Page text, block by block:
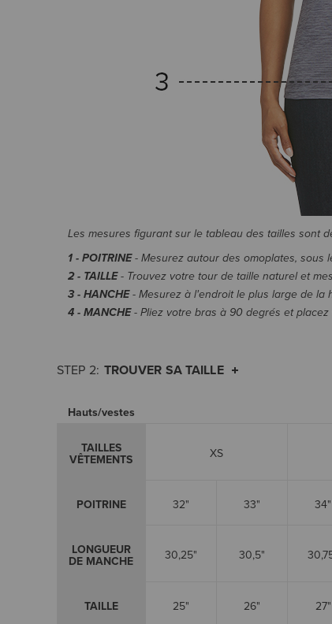
Les mesures figurant sur le tableau des tailles sont
1 - POITRINE- Mesurez autour des omoplates, sous
2 - TAILLE- Trouvez votre tour de taille naturel et
3 - HANCHE- Mesurez à l'endroit le plus large de la
4 - MANCHE- Pliez votre bras à 90 degrés et
TROUVER SA TAILLE
Hauts/vestes
TAILLES
VÊTEMENTS XS
POITRINE 32" 33" 34"
LONGUEUR
DE MANCHE 30,25" 30,5"
TAILLE 25" 26" 27"